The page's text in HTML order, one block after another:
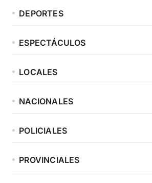
DEPORTES
ESPECTÁCULOS
LOCALES
NACIONALES
POLICIALES
PROVINCIALES